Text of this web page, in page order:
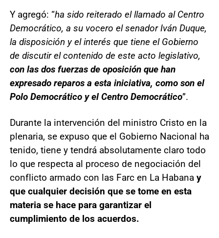
Y agregó: “ha sido reiterado el llamado al Centro
Democrático, a su vocero el senador Iván Duque,
la disposición y el interés que tiene el Gobierno
de discutir el contenido de este acto legislativo,
con las dos fuerzas de oposición que han
expresado reparos a esta iniciativa, como son el
Polo Democrático y el Centro Democrático”.
Durante la intervención del ministro Cristo en la
plenaria, se expuso que el Gobierno Nacional ha
tenido, tiene y tendrá absolutamente claro todo
lo que respecta al proceso de negociación del
conflicto armado con las Farc en La Habana y
que cualquier decisión que se tome en esta
materia se hace para garantizar el
cumplimiento de los acuerdos.